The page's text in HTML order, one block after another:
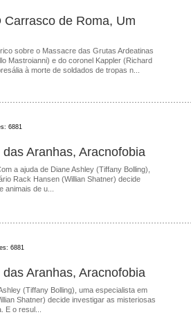
de Roma, Um
sobre o Massacre das Grutas Ardeatinas
Mastroianni) e do coronel Kappler (Richard
à morte de soldados de tropas n...
6881
Aranhas, Aracnofobia
a ajuda de Diane Ashley (Tiffany Bolling),
Rack Hansen (Willian Shatner) decide
de u...
6881
Aranhas, Aracnofobia
(Tiffany Bolling), uma especialista em
Shatner) decide investigar as misteriosas
E o resul...